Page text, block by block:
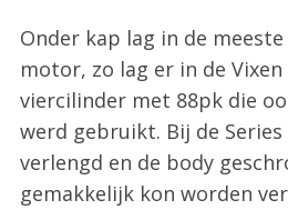
Onder kap lag in de
motor, zo lag er in de Vixen
viercilinder met 88pk die
werd gebruikt. Bij de
verlengd en de body
gemakkelijk kon worden